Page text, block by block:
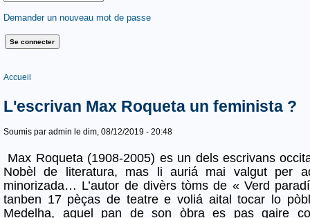
Demander un nouveau mot de passe
Vous êtes ici
Accueil
L'escrivan Max Roqueta un feminista ?
Soumis par admin le dim, 08/12/2019 - 20:48
Max Roqueta (1908-2005) es un dels escrivans
Nobèl de literatura, mas li auriá mai valgut per
minorizada… L’autor de divèrs tòms de « Verd
tanben 17 pèças de teatre e voliá aital tocar lo
Medelha, aquel pan de son òbra es pas gaire